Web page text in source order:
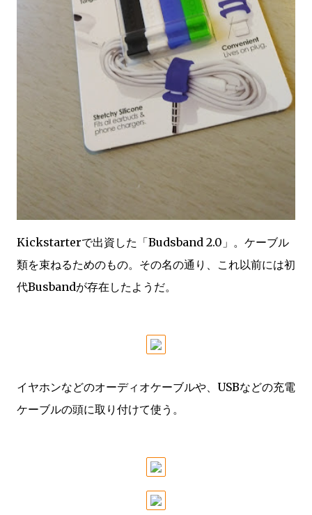
Kickstarterで出資した「Budsband 2.0」。ケーブル
類を束ねるためのもの。その名の通り、これ以前には初
代Busbandが存在したようだ。
イヤホンなどのオーディオケーブルや、USBなどの充電
ケーブルの頭に取り付けて使う。